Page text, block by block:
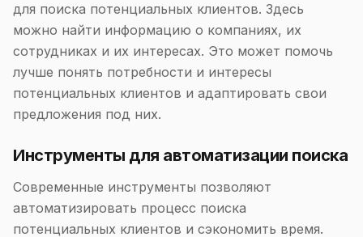
для поиска потенциальных клиентов. Здесь
можно найти информацию о компаниях, их
сотрудниках и их интересах. Это может помочь
лучше понять потребности и интересы
потенциальных клиентов и адаптировать свои
предложения под них.
Инструменты для автоматизации поиска
Современные инструменты позволяют
автоматизировать процесс поиска
потенциальных клиентов и сэкономить время.